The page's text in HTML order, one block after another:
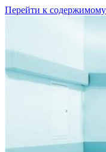
Перейти к содержимому